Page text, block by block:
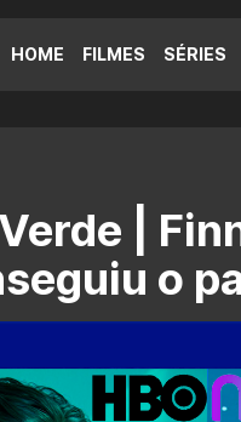
HOME FILMES SÉRIES
|
o